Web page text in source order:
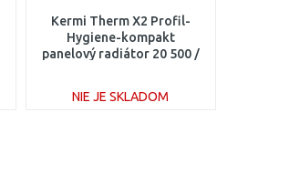
Kermi Therm X2 Profil-
Hygiene-kompakt
panelový radiátor 20 500 /
NIE JE SKLADOM